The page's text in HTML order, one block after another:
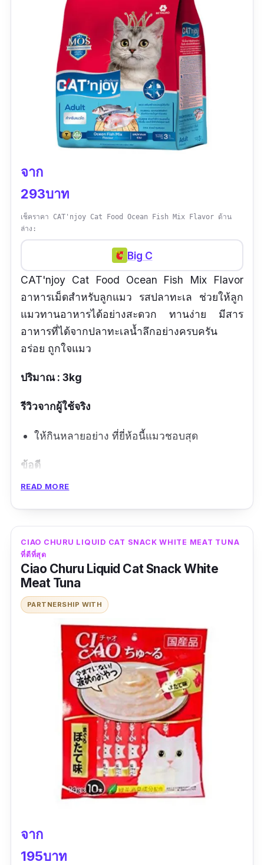
จาก
293บาท
เช็คราคา CAT'njoy Cat Food Ocean Fish Mix Flavor ด้าน
ล่าง:
Big C
CAT'njoy Cat Food Ocean Fish Mix Flavor
อาหารเม็ดสำหรับลูกแมว รสปลาทะเล ช่วยให้ลูก
แมวทานอาหารได้อย่างสะดวก ทานง่าย มีสาร
อาหารที่ได้จากปลาทะเลน้ำลึกอย่างครบครัน
อร่อย ถูกใจแมว
ปริมาณ : 3kg
รีวิวจากผู้ใช้จริง
ให้กินหลายอย่าง ที่ยี่ห้อนี้แมวชอบสุด
ข้อดี
รสชาติดี
ข้อเสีย
หาซื้อยาก
READ MORE
CIAO CHURU LIQUID CAT SNACK WHITE MEAT TUNA
ที่ดีที่สุด
Ciao Churu Liquid Cat Snack White
Meat Tuna
PARTNERSHIP WITH
จาก
195บาท